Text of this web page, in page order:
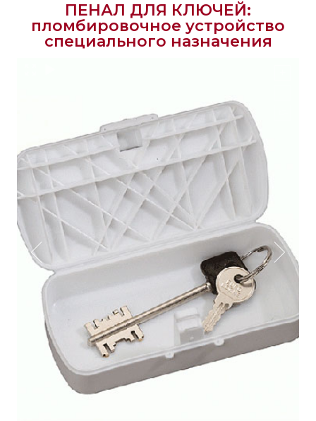
ПЕНАЛ ДЛЯ КЛЮЧЕЙ:
пломбировочное устройство
специального назначения